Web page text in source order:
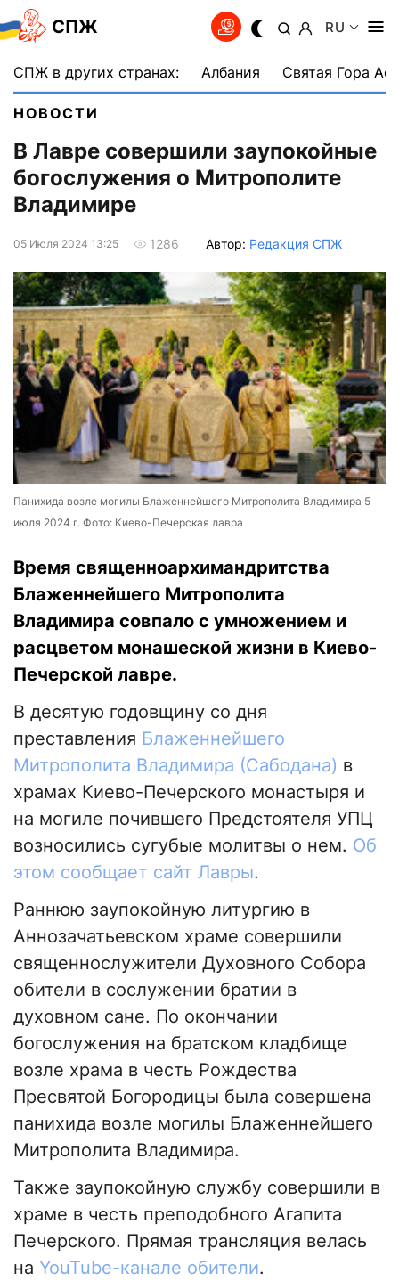
СПЖ RU
СПЖ в других странах: Албания Святая Гора
НОВОСТИ
В Лавре совершили заупокойные
богослужения о Митрополите
Владимире
05 Июля 2024 13:25 1286 Автор: Редакция СПЖ
Панихида возле могилы Блаженнейшего Митрополита Владимира 5
июля 2024 г. Фото: Киево-Печерская лавра
Время священноархимандритства
Блаженнейшего Митрополита
Владимира совпало с умножением и
расцветом монашеской жизни в Киево-
Печерской лавре.
В десятую годовщину со дня
преставления Блаженнейшего
Митрополита Владимира (Сабодана) в
храмах Киево-Печерского монастыря и
на могиле почившего Предстоятеля УПЦ
возносились сугубые молитвы о нем. Об
этом сообщает сайт Лавры.
Раннюю заупокойную литургию в
Аннозачатьевском храме совершили
священнослужители Духовного Собора
обители в сослужении братии в
духовном сане. По окончании
богослужения на братском кладбище
возле храма в честь Рождества
Пресвятой Богородицы была совершена
панихида возле могилы Блаженнейшего
Митрополита Владимира.
Также заупокойную службу совершили в
храме в честь преподобного Агапита
Печерского. Прямая трансляция велась
на YouTube-канале обители.